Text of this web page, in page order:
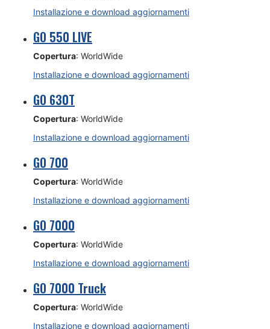
Installazione e download aggiornamenti
GO 550 LIVE
Copertura: WorldWide
Installazione e download aggiornamenti
GO 630T
Copertura: WorldWide
Installazione e download aggiornamenti
GO 700
Copertura: WorldWide
Installazione e download aggiornamenti
GO 7000
Copertura: WorldWide
Installazione e download aggiornamenti
GO 7000 Truck
Copertura: WorldWide
Installazione e download aggiornamenti